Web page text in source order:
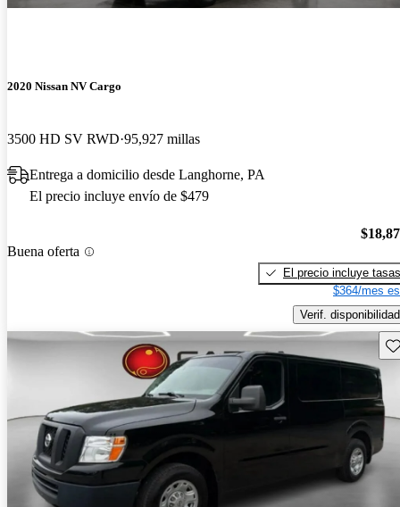
2020 Nissan NV Cargo
3500 HD SV RWD 95,927 millas
Entrega a domicilio desde Langhorne, PA
El precio incluye envío de $479
Buena oferta
El precio incluye tasas
$364/mes
Verif. disponibilidad